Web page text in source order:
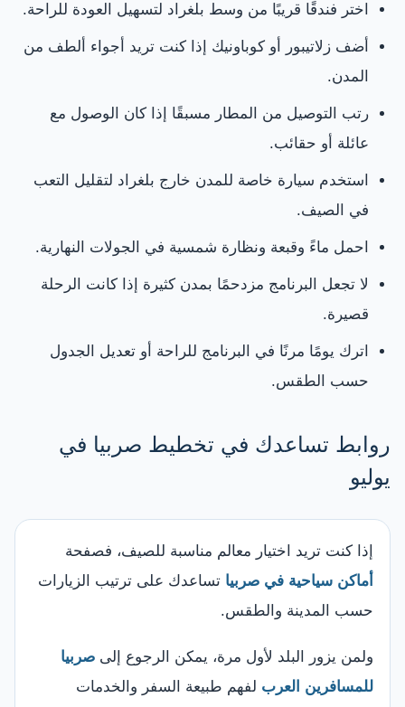
اختر فندقًا قريبًا من وسط بلغراد لتسهيل العودة للراحة.
أضف زلاتيبور أو كوباونيك إذا كنت تريد أجواء ألطف من
المدن.
رتب التوصيل من المطار مسبقًا إذا كان الوصول مع
عائلة أو حقائب.
استخدم سيارة خاصة للمدن خارج بلغراد لتقليل التعب
في الصيف.
احمل ماءً وقبعة ونظارة شمسية في الجولات النهارية.
لا تجعل البرنامج مزدحمًا بمدن كثيرة إذا كانت الرحلة
قصيرة.
اترك يومًا مرنًا في البرنامج للراحة أو تعديل الجدول
حسب الطقس.
روابط تساعدك في تخطيط صربيا في
يوليو
إذا كنت تريد اختيار معالم مناسبة للصيف، فصفحة
أماكن سياحية في صربيا تساعدك على ترتيب الزيارات
حسب المدينة والطقس.
ولمن يزور البلد لأول مرة، يمكن الرجوع إلى صربيا
للمسافرين العرب لفهم طبيعة السفر والخدمات